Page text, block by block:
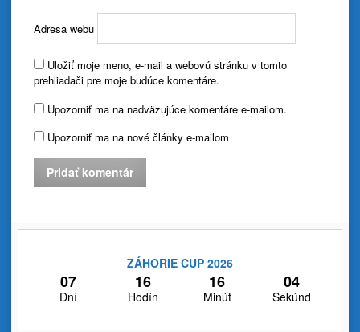
Adresa webu
Uložiť moje meno, e-mail a webovú stránku v tomto
prehliadači pre moje budúce komentáre.
Upozorniť ma na nadväzujúce komentáre e-mailom.
Upozorniť ma na nové články e-mailom
ZÁHORIE CUP 2026
07
Dní
16
Hodín
16
Minút
03
Sekúnd